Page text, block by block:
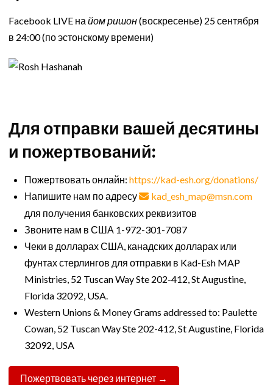
Facebook LIVE на йом ришон(воскресенье) 25 сентября
в 24:00 (по эстонскому времени)
Для отправки вашей десятины
и пожертвований:
Пожертвовать онлайн:https://kad-esh.org/donations/
Напишите нам по адресу
kad_esh_map@msn.com
для получения банковских реквизитов
Звоните нам в США 1-972-301-7087
Чеки в долларах США, канадских долларах или
фунтах стерлингов для отправки в Kad-Esh MAP
Ministries, 52 Tuscan Way Ste 202-412, St Augustine,
Florida 32092, USA.
Western Unions & Money Grams addressed to: Paulette
Cowan, 52 Tuscan Way Ste 202-412, St Augustine, Florida
32092, USA
Пожертвовать через интернет →